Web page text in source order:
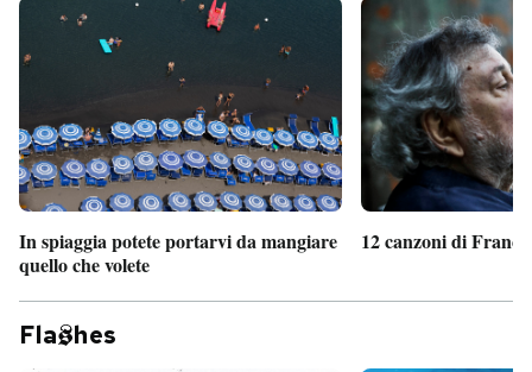
In spiaggia potete portarvi da mangiare
quello che volete
12 canzoni di
Fla hes